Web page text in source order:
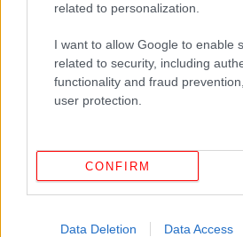
related to personalization.
I want to allow Google to enable
related to security, including
functionality and fraud
user protection.
CONFIRM
Data Deletion Data Access